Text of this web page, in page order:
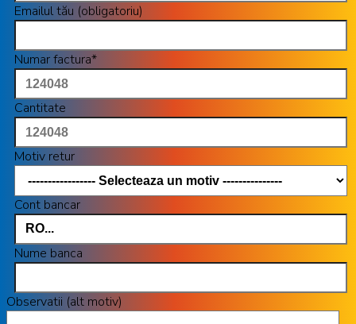
Emailul tău (obligatoriu)
Numar factura*
Cantitate
Motiv retur
Cont bancar
Nume banca
Observatii (alt motiv)